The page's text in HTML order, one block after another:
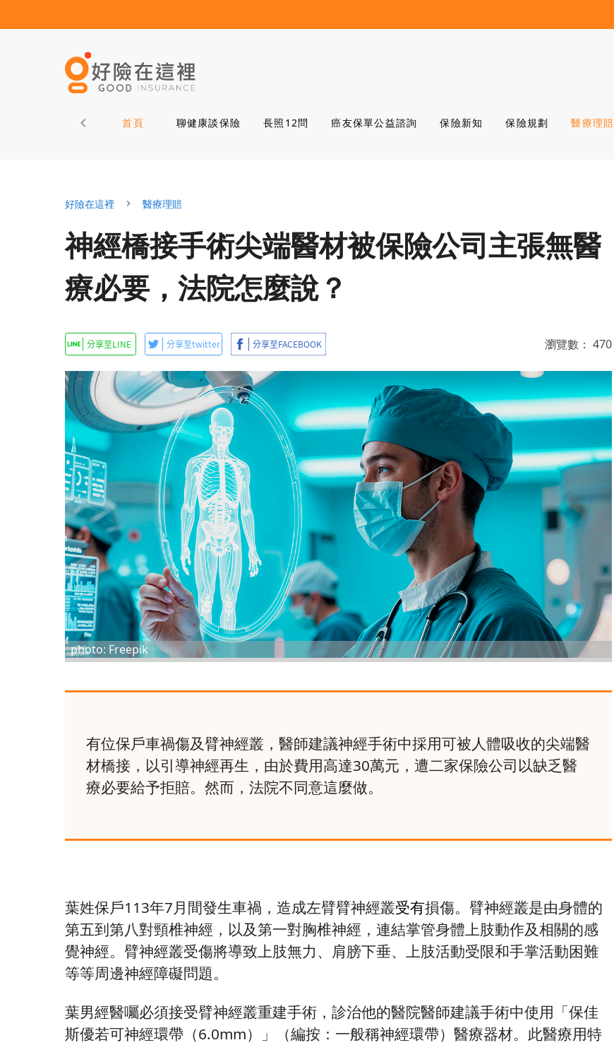
首頁 聊健康談保險 長照12問 癌友保單公益諮詢 保險新知 保險規劃 醫療理賠
好險在這裡 醫療理賠
神經橋接手術尖端醫材被保險公司主張無醫
療必要，法院怎麼說？
瀏覽數： 470
photo: Freepik
有位保戶車禍傷及臂神經叢，醫師建議神經手術中採用可被人體吸收的尖端醫
材橋接，以引導神經再生，由於費用高達30萬元，遭二家保險公司以缺乏醫
療必要給予拒賠。然而，法院不同意這麼做。
葉姓保戶113年7月間發生車禍，造成左臂臂神經叢受有損傷。臂神經叢是由身體的
第五到第八對頸椎神經，以及第一對胸椎神經，連結掌管身體上肢動作及相關的感
覺神經。臂神經叢受傷將導致上肢無力、肩膀下垂、上肢活動受限和手掌活動困難
等等周邊神經障礙問題。
葉男經醫囑必須接受臂神經叢重建手術，診治他的醫院醫師建議手術中使用「保佳
斯優若可神經環帶（6.0mm）」（編按：一般稱神經環帶）醫療器材。此醫療用特